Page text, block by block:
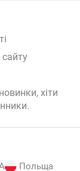
хіти
.
Польща